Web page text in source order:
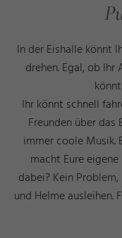
In der Eishalle könnt
drehen. Egal, ob
Ihr könnt schnell
Freunden über
immer coole Musik.
macht Eure
dabei? Kein
und Helme ausleihen.